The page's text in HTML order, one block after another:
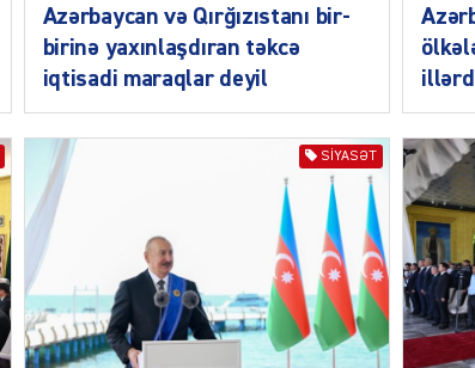
DÜNYA
ŞOU-
Azərbaycan və Qırğızıstanı bir-
birinə yaxınlaşdıran təkcə
iqtisadi maraqlar deyil
SIYASƏT